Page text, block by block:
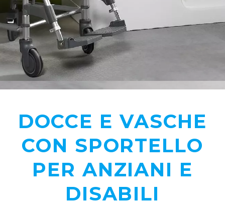
DOCCE E VASCHE
CON SPORTELLO
PER ANZIANI E
DISABILI